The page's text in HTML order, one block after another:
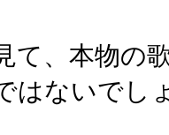
て、本物の
はないでし